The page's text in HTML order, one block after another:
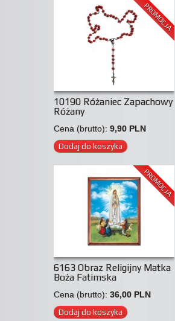
10190 Różaniec Zapachowy
Różany
PROMOCJA
Cena (brutto): 9,90 PLN
Dodaj do koszyka
6163 Obraz Religijny Matka
Boża Fatimska
PROMOCJA
Cena (brutto): 36,00 PLN
Dodaj do koszyka